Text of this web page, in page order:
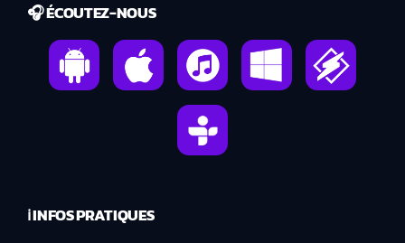
🎧 ÉCOUTEZ-NOUS
ℹ️ INFOS PRATIQUES